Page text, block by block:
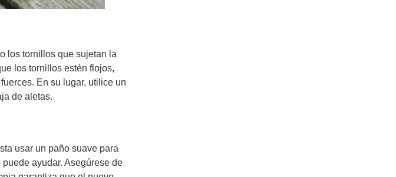
los tornillos que sujetan la
los tornillos estén flojos,
En su lugar, utilice un
de aletas.
usar un paño suave para
ayudar. Asegúrese de